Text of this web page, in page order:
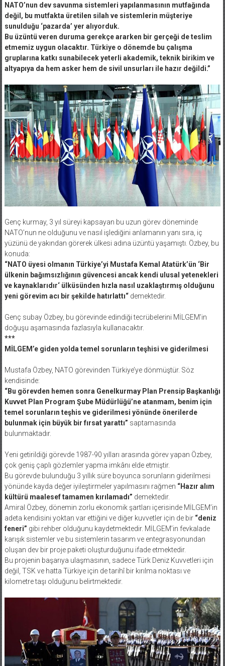
NATO’nun dev savunma sistemleri yapılanmasının mutfağında
değil, bu mutfakta üretilen silah ve sistemlerin müşteriye
sunulduğu ‘pazarda’ yer alıyorduk.
Bu üzüntü veren duruma gerekçe ararken bir gerçeği de teslim
etmemiz uygun olacaktır. Türkiye o dönemde bu çalışma
gruplarına katkı sunabilecek yeterli akademik, teknik birikim ve
altyapıya da hem asker hem de sivil unsurları ile hazır değildi.”
Genç kurmay, 3 yıl süreyi kapsayan bu uzun görev döneminde
NATO’nun ne olduğunu ve nasıl işlediğini anlamanın yanı sıra, iç
yüzünü de yakından görerek ülkesi adına üzüntü yaşamıştı. Özbey, bu
konuda:
“NATO üyesi olmanın Türkiye’yi Mustafa Kemal Atatürk’ün ‘Bir
ülkenin bağımsızlığının güvencesi ancak kendi ulusal yetenekleri
ve kaynaklarıdır‘ ülküsünden hızla nasıl uzaklaştırmış olduğunu
yeni görevim acı bir şekilde hatırlattı“ demektedir.
Genç subay Özbey, bu görevinde edindiği tecrübelerini MİLGEM’in
doğuşu aşamasında fazlasıyla kullanacaktır.
***
MİLGEM’e giden yolda temel sorunların teşhisi ve giderilmesi
Mustafa Özbey, NATO görevinden Türkiye’ye dönmüştür. Söz
kendisinde:
“Bu görevden hemen sonra Genelkurmay Plan Prensip Başkanlığı
Kuvvet Plan Program Şube Müdürlüğü’ne atanmam, benim için
temel sorunların teşhis ve giderilmesi yönünde önerilerde
bulunmak için büyük bir fırsat yarattı” saptamasında
bulunmaktadır.
Yeni getirildiği görevde 1987-90 yılları arasında görev yapan Özbey,
çok geniş çaplı gözlemler yapma imkânı elde etmiştir.
Bu görevde bulunduğu 3 yıllık süre boyunca sorunların giderilmesi
yönünde kayda değer iyileştirmeler yapılmasını rağmen “Hazır alım
kültürü maalesef tamamen kırılamadı” demektedir.
Amiral Özbey, dönemin zorlu ekonomik şartları içerisinde MİLGEM’in
adeta kendisini yoktan var ettiğini ve diğer kuvvetler için de bir“deniz
feneri” gibi rehber olduğunu kaydetmektedir. MİLGEM’in fevkalade
karışık sistemler ve bu sistemlerin tasarım ve entegrasyonundan
oluşan dev bir proje paketi oluşturduğunu ifade etmektedir.
Bu projenin başarıya ulaşmasının, sadece Türk Deniz Kuvvetleri için
değil, TSK ve hatta Türkiye için de tarihî bir kırılma noktası ve
kilometre taşı olduğunu belirtmektedir.